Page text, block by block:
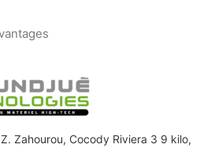
Zahourou, Cocody Riviera 3 9 kilo,